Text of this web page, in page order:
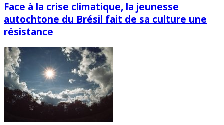
Face à la crise climatique, la jeunesse
autochtone du Brésil fait de sa culture une
résistance